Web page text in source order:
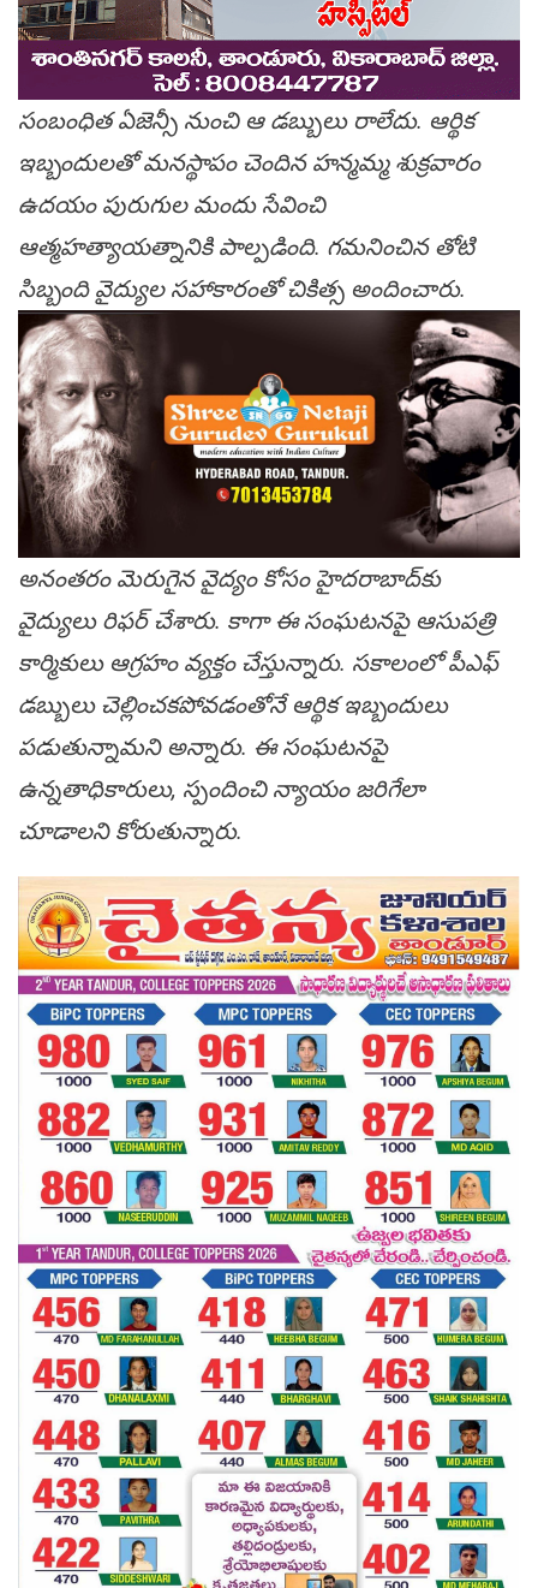
సంబంధిత ఏజెన్సీ నుంచి ఆ డబ్బులు రాలేదు. ఆర్థిక
ఇబ్బందులతో మనస్థాపం చెందిన హన్మమ్మ శుక్రవారం
ఉదయం పురుగుల మందు సేవించి
ఆత్మహత్యాయత్నానికి పాల్పడింది. గమనించిన తోటి
సిబ్బంది వైద్యుల సహాకారంతో చికిత్స అందించారు.
అనంతరం మెరుగైన వైద్యం కోసం హైదరాబాద్‌కు
వైద్యులు రిఫర్ చేశారు. కాగా ఈ సంఘటనపై ఆసుపత్రి
కార్మికులు ఆగ్రహం వ్యక్తం చేస్తున్నారు. సకాలంలో పీఎఫ్
డబ్బులు చెల్లించకపోవడంతోనే ఆర్థిక ఇబ్బందులు
పడుతున్నామని అన్నారు. ఈ సంఘటనపై
ఉన్నతాధికారులు, స్పందించి న్యాయం జరిగేలా
చూడాలని కోరుతున్నారు.